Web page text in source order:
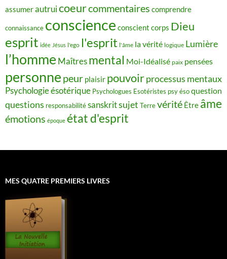
assumerautruicoeurcommentaires comprendre
connaissance conscience conscient corps Dieu
esprit idée Jésus l'ego l'esprit l'âme la vérité logique Lumière
l’homme Maîtres mental Moi-Idéalisé paix pensées
personne peur plaisir pouvoirprocessus mentaux
Psychologie ésotérique Psychologues Esotéristes psy ésoquestion
questions responsabilitésanskritsujet Terrevérité Être âme
émotions époque état d'esprit
MES QUATRE PREMIERS LIVRES